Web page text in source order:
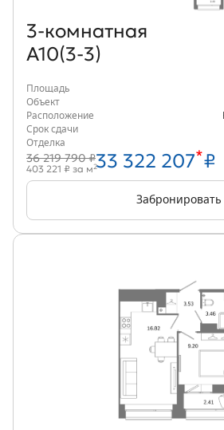
3‑комнатная
А10(3-3)
Площадь
Объект
Расположение
Срок сдачи
Отделка
36 219 790 ₽33 322 207*₽
403 221 ₽ за м2
Забронировать
Объект